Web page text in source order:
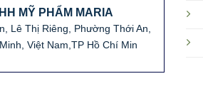
MỸ PHẨM MARIA
Lê Thị Riêng, Phường Thới An,
Việt Nam,TP Hồ Chí Min